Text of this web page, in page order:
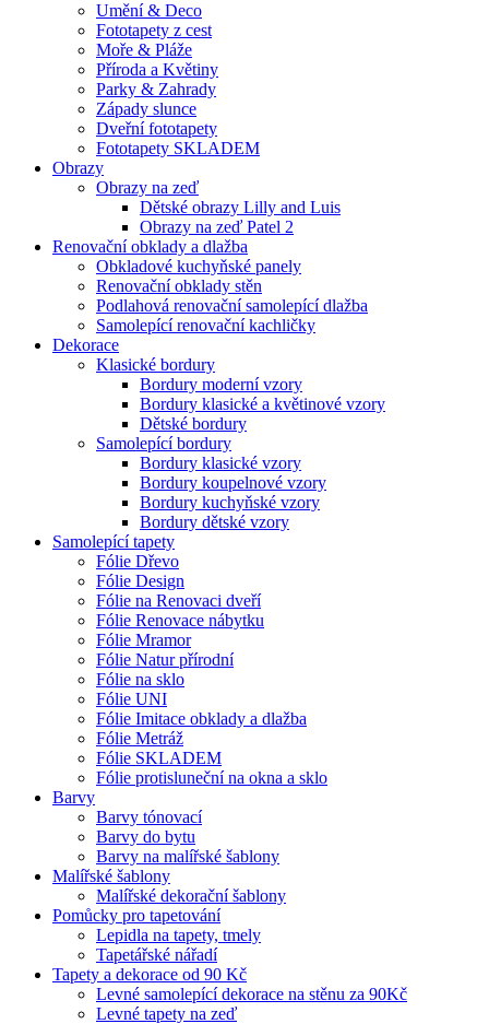
Umění & Deco
Fototapety z cest
Moře & Pláže
Příroda a Květiny
Parky & Zahrady
Západy slunce
Dveřní fototapety
Fototapety SKLADEM
Obrazy
Obrazy na zeď
Dětské obrazy Lilly and Luis
Obrazy na zeď Patel 2
Renovační obklady a dlažba
Obkladové kuchyňské panely
Renovační obklady stěn
Podlahová renovační samolepící dlažba
Samolepící renovační kachličky
Dekorace
Klasické bordury
Bordury moderní vzory
Bordury klasické a květinové vzory
Dětské bordury
Samolepící bordury
Bordury klasické vzory
Bordury koupelnové vzory
Bordury kuchyňské vzory
Bordury dětské vzory
Samolepící tapety
Fólie Dřevo
Fólie Design
Fólie na Renovaci dveří
Fólie Renovace nábytku
Fólie Mramor
Fólie Natur přírodní
Fólie na sklo
Fólie UNI
Fólie Imitace obklady a dlažba
Fólie Metráž
Fólie SKLADEM
Fólie protisluneční na okna a sklo
Barvy
Barvy tónovací
Barvy do bytu
Barvy na malířské šablony
Malířské šablony
Malířské dekorační šablony
Pomůcky pro tapetování
Lepidla na tapety, tmely
Tapetářské nářadí
Tapety a dekorace od 90 Kč
Levné samolepící dekorace na stěnu za 90Kč
Levné tapety na zeď